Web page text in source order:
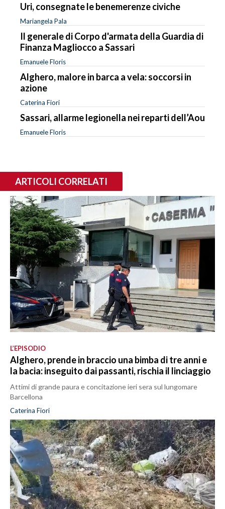
Uri, consegnate le benemerenze civiche
Mariangela Pala
Il generale di Corpo d'armata della Guardia di
Finanza Magliocco a Sassari
Emanuele Floris
Alghero, malore in barca a vela: soccorsi in
azione
Caterina Fiori
Sassari, allarme legionella nei reparti dell’Aou
Emanuele Floris
ARTICOLI CORRELATI
L’EPISODIO
Alghero, prende in braccio una bimba di tre anni e
la bacia: inseguito dai passanti, rischia il linciaggio
Attimi di grande paura e concitazione ieri sera sul lungomare
Barcellona
Caterina Fiori